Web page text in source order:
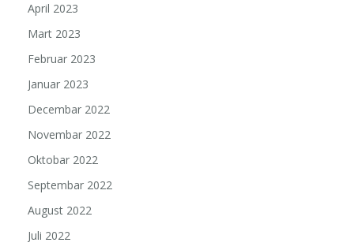
April 2023
Mart 2023
Februar 2023
Januar 2023
Decembar 2022
Novembar 2022
Oktobar 2022
Septembar 2022
August 2022
Juli 2022